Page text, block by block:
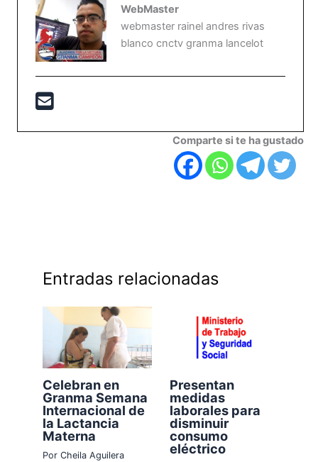
WebMaster
webmaster rainel andres rivas
blanco cnctv granma lancelot
Comparte si te ha gustado
Entradas relacionadas
Celebran en
Granma Semana
Internacional de
la Lactancia
Materna
PorCheila Aguilera
Presentan
medidas
laborales para
disminuir
consumo
eléctrico